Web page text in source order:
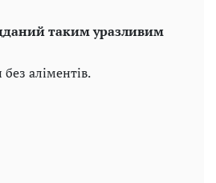
таким уразливим
аліментів.